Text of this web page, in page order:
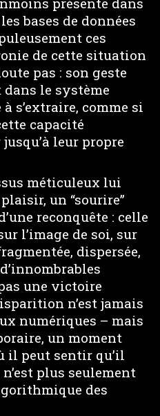
bases de données
ces
de cette situation
pas : son geste
dans le système
s’extraire, comme si
capacité
leur propre
méticuleux lui
un “sourire”
reconquête : celle
l’image de soi, sur
dispersée,
une victoire
n’est jamais
numériques – mais
un moment
il peut sentir qu’il
plus seulement
des